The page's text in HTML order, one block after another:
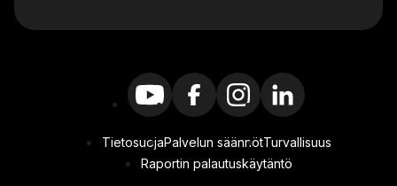
TietosuojaPalvelun säännötTurvallisuus
Raportin palautuskäytäntö